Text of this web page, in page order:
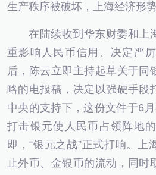
生产秩序被破坏，上海经济形
在陆续收到华东财委和上
重影响人民币信用、决定严
后，陈云立即主持起草关于同
略的电报稿，决定以强硬手段
中央的支持下，这份文件于6
打击银元使人民币占领阵地
即，“银元之战”正式打响。上
止外币、金银币的流动，同时